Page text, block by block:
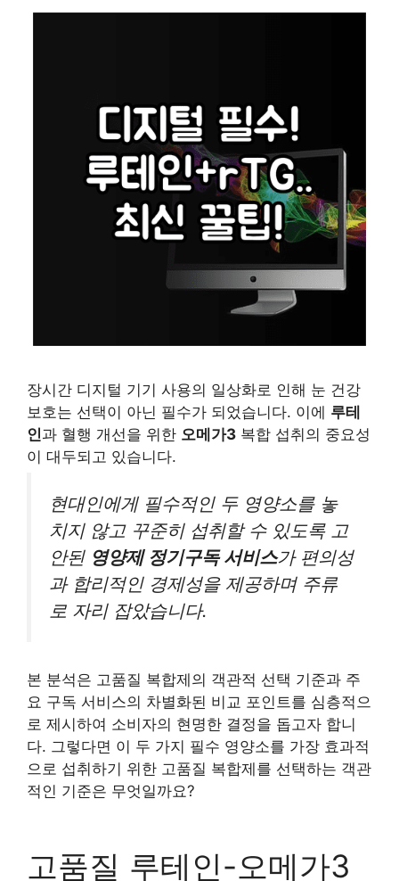
장시간 디지털 기기 사용의 일상화로 인해 눈 건강
보호는 선택이 아닌 필수가 되었습니다. 이에 루테
인과 혈행 개선을 위한 오메가3 복합 섭취의 중요성
이 대두되고 있습니다.
현대인에게 필수적인 두 영양소를 놓
치지 않고 꾸준히 섭취할 수 있도록 고
안된 영양제 정기구독 서비스가 편의성
과 합리적인 경제성을 제공하며 주류
로 자리 잡았습니다.
본 분석은 고품질 복합제의 객관적 선택 기준과 주
요 구독 서비스의 차별화된 비교 포인트를 심층적으
로 제시하여 소비자의 현명한 결정을 돕고자 합니
다. 그렇다면 이 두 가지 필수 영양소를 가장 효과적
으로 섭취하기 위한 고품질 복합제를 선택하는 객관
적인 기준은 무엇일까요?
고품질 루테인-오메가3